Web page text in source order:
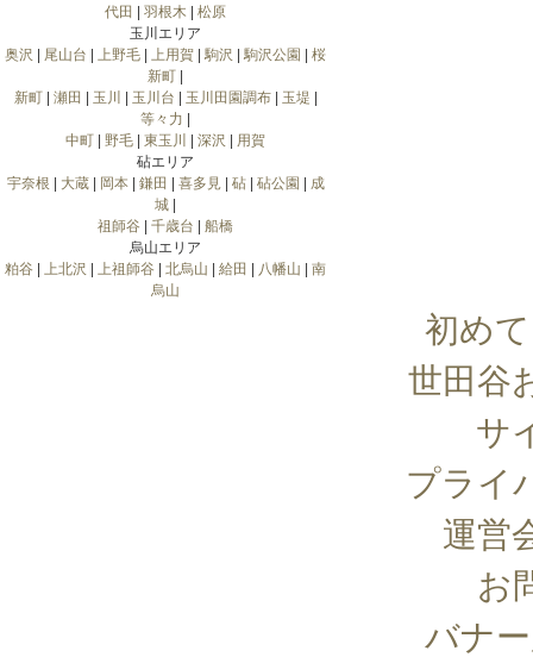
代田
羽根木
松原
玉川エリア
奥沢
尾山台 上野毛 上用賀 駒沢 駒沢公園
桜
新町
新町| 瀬田 玉川 玉川台 玉川田園調布| 玉堤
等々力
中町
野毛 東玉川 深沢
用賀
砧エリア
宇奈根
大蔵| 岡本| 鎌田 喜多見| 砧| 砧公園
成
城
祖師谷
千歳台
船橋
烏山エリア
粕谷
上北沢 上祖師谷 北烏山 給田 八幡山
南
烏山
初め
世田谷
サ
プライ
運営
お
バナ